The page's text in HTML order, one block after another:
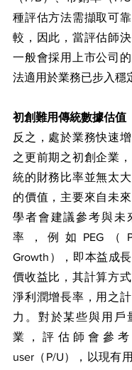
種評估方法需擷取可
較，因此，當評估師
一般會採用上市公司
法適用於業務已步入穩
初創難用傳統數據估值
反之，處於業務快速
之更前期之初創企業
統的財務比率並無太
的價值，主要來自未
學者會建議參考與未
率，例如PEG（
Growth），即本益成
價收益比，其計算方
淨利潤增長率，用之
力。對於某些與用戶
業，評估師會參考
user（P/U），以現有